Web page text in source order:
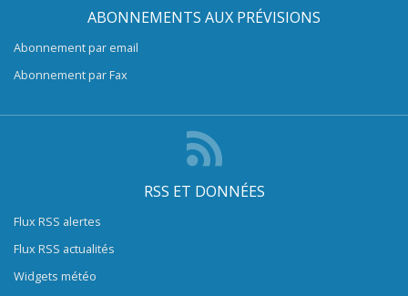
ABONNEMENTS AUX PRÉVISIONS
Abonnement par email
Abonnement par Fax
RSS ET DONNÉES
Flux RSS alertes
Flux RSS actualités
Widgets météo